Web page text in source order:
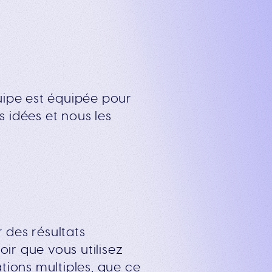
est équipée pour
idées et nous les
des résultats
que vous utilisez
multiples, que ce